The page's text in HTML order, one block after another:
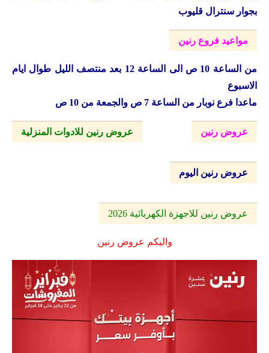
بجوار سنترال قليوب
مواعيد فروع رنين
من الساعة 10 ص الى الساعة 12 بعد منتصف الليل طوال ايام
الاسبوع
ماعدا فرع نوبار من الساعة 7 ص والجمعة من 10 ص
عروض رنين عروض رنين للادوات المنزلية
عروض رنين اليوم
عروض رنين للاجهزة الكهربائية 2026
واليكم عروض رنين